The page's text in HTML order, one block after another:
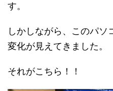
す。
しかしながら、このパソ
変化が見えてきました。
それがこちら！！